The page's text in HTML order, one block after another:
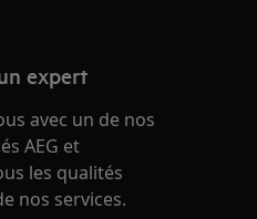
expert
avec un de nos
AEG et
les qualités
nos services.